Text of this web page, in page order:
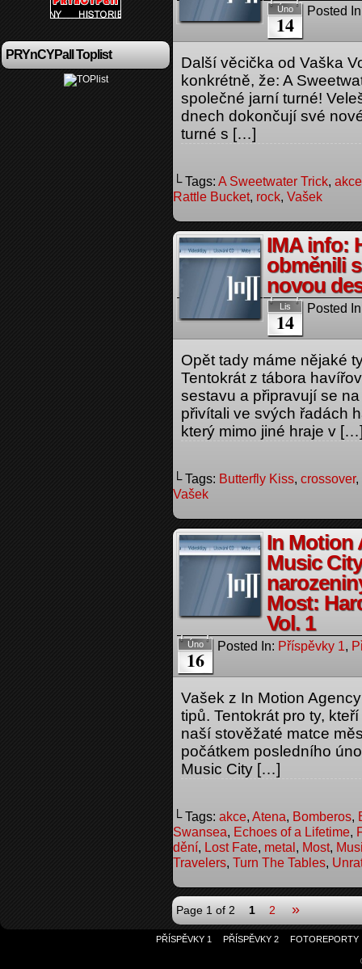
PRYnCYPall Toplist
Úno
14
Posted
Další věcička od Vaška
konkrétně, že: A
společné jarní turné!
dnech dokončují své
turné s […]
└ Tags: A Sweetwater Trick, akce
Rattle Bucket, rock, Vašek
IMA info:
obměnili
novou
Lis
14
Posted
Opět tady máme nějaké
Tentokrát z tábora
sestavu a připravují se
přivítali ve svých řadách
který mimo jiné hraje v
└ Tags: Butterfly Kiss, crossover,
Vašek
In Motion
Music
Most:
Vol. 1
Úno
16
Posted In: Příspěvky 1,
Vašek z In Motion
tipů. Tentokrát pro ty,
naší stověžaté matce
počátkem posledního
Music City […]
└ Tags: akce, Atena, Bomberos,
Swansea, Echoes of a Lifetime,
dění, Lost Fate, metal, Most,
Travelers, Turn The Tables,
Page 1 of 2 1 2 »
PŘÍSPĚVKY 1 PŘÍSPĚVKY 2 FOTOREPORTY